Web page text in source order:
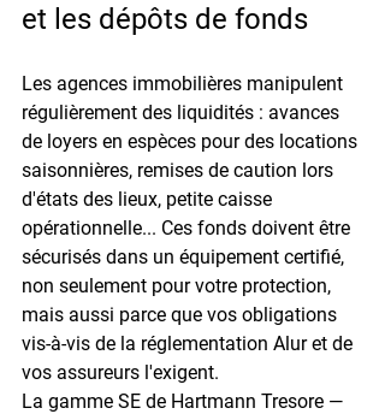
et les dépôts de fonds
Les agences immobilières manipulent
régulièrement des liquidités : avances
de loyers en espèces pour des locations
saisonnières, remises de caution lors
d'états des lieux, petite caisse
opérationnelle... Ces fonds doivent être
sécurisés dans un équipement certifié,
non seulement pour votre protection,
mais aussi parce que vos obligations
vis-à-vis de la réglementation Alur et de
vos assureurs l'exigent.
La gamme SE de Hartmann Tresore —